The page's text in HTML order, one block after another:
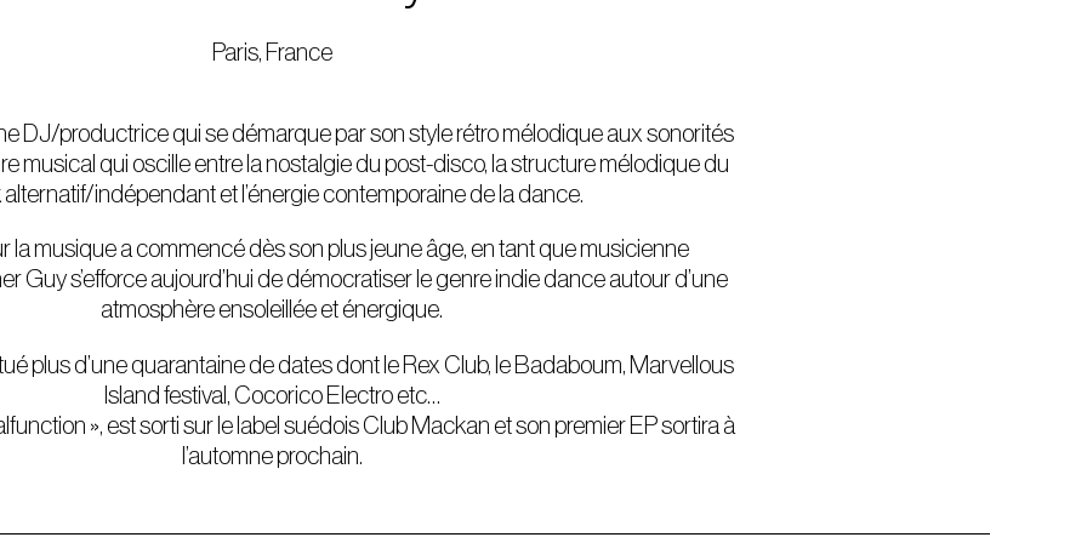
Paris, France
DJ/productrice qui se démarque par son style rétro mélodique aux sonorités
musical qui oscille entre la nostalgie du post-disco, la structure mélodique du
alternatif/indépendant et l’énergie contemporaine de la dance.
la musique a commencé dès son plus jeune âge, en tant que musicienne
Guy s’efforce aujourd’hui de démocratiser le genre indie dance autour d’une
atmosphère ensoleillée et énergique.
plus d’une quarantaine de dates dont le Rex Club, le Badaboum, Marvellous
Island festival, Cocorico Electro etc…
», est sorti sur le label suédois Club Mackan et son premier EP sortira à
l’automne prochain.